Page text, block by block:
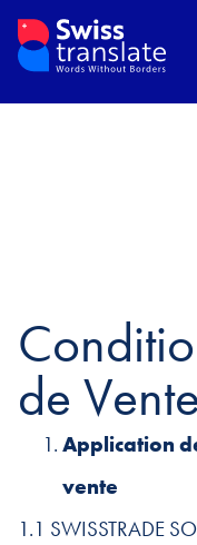
de Vente
Application
vente
1.1 SWISSTRADE